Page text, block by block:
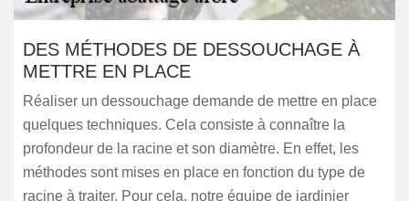
DES MÉTHODES DE DESSOUCHAGE À
METTRE EN PLACE
Réaliser un dessouchage demande de mettre en place
quelques techniques. Cela consiste à connaître la
profondeur de la racine et son diamètre. En effet, les
méthodes sont mises en place en fonction du type de
racine à traiter. Pour cela, notre équipe de jardinier